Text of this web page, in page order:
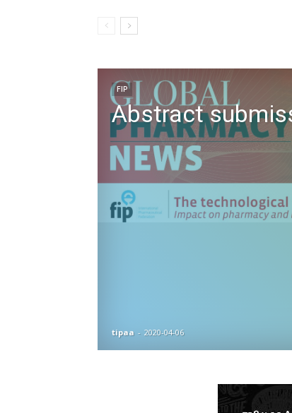
FIP
Abstract
tipaa - 2020-04-06